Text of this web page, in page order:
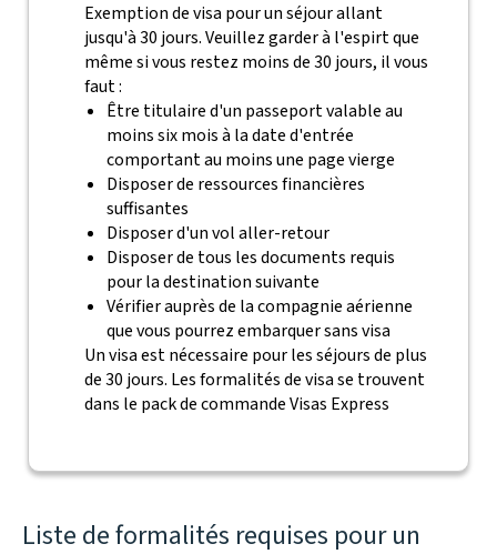
Exemption de visa pour un séjour allant
jusqu'à 30 jours. Veuillez garder à l'espirt que
même si vous restez moins de 30 jours, il vous
faut :
Être titulaire d'un passeport valable au
moins six mois à la date d'entrée
comportant au moins une page vierge
Disposer de ressources financières
suffisantes
Disposer d'un vol aller-retour
Disposer de tous les documents requis
pour la destination suivante
Vérifier auprès de la compagnie aérienne
que vous pourrez embarquer sans visa
Un visa est nécessaire pour les séjours de plus
de 30 jours. Les formalités de visa se trouvent
dans le pack de commande Visas Express
Liste de formalités requises pour un